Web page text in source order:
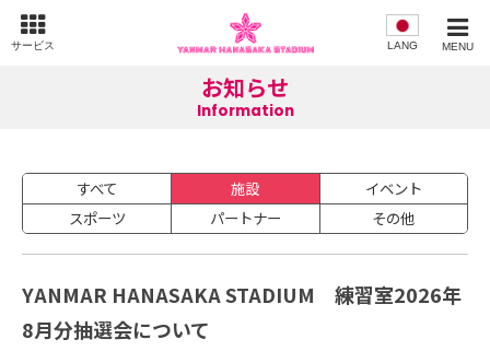
MENU
サービス LANG
お知らせ
Information
すべて 施設
イベント
スポーツ
パートナー その他
YANMAR HANASAKA STADIUM 練習室2026年
8月分抽選会について